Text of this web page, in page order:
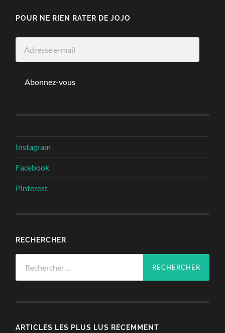
POUR NE RIEN RATER DE JOJO
Abonnez-vous
Instagram
Facebook
Pinterest
RECHERCHER
ARTICLES LES PLUS LUS RECEMMENT